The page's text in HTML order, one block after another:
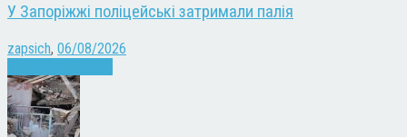
У Запоріжжі поліцейські затримали палія
zapsich, 06/08/2026